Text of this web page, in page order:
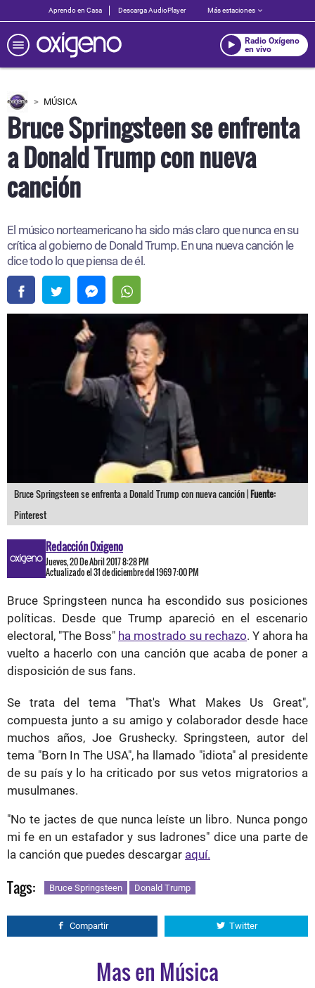
Aprendo en Casa Descarga AudioPlayer Más estaciones
Radio Oxígeno
en vivo
MÚSICA
Bruce Springsteen se enfrenta
a Donald Trump con nueva
canción
El músico norteamericano ha sido más claro que nunca en su
crítica al gobierno de Donald Trump. En una nueva canción le
dice todo lo que piensa de él.
Bruce Springsteen se enfrenta a Donald Trump con nueva canción |Fuente:
Pinterest
Redacción Oxigeno
Jueves, 20 De Abril 2017 8:28 PM
Actualizado el 31 de diciembre del 1969 7:00 PM
Bruce Springsteen nunca ha escondido sus posiciones
políticas. Desde que Trump apareció en el escenario
electoral, "The Boss" ha mostrado su rechazo. Y ahora ha
vuelto a hacerlo con una canción que acaba de poner a
disposición de sus fans.
Se trata del tema "That's What Makes Us Great",
compuesta junto a su amigo y colaborador desde hace
muchos años, Joe Grushecky. Springsteen, autor del
tema "Born In The USA", ha llamado "idiota" al presidente
de su país y lo ha criticado por sus vetos migratorios a
musulmanes.
"No te jactes de que nunca leíste un libro. Nunca pongo
mi fe en un estafador y sus ladrones" dice una parte de
la canción que puedes descargar aquí.
Tags: Bruce Springsteen Donald Trump
Compartir Twitter
Mas en Música